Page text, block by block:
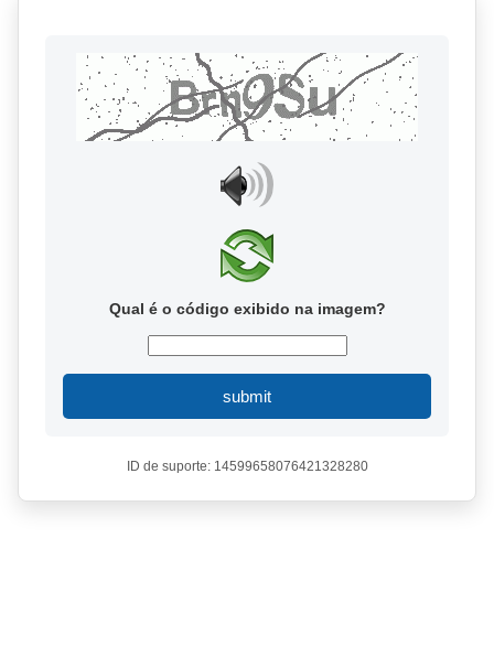
Qual é o código exibido na imagem?
submit
ID de suporte: 14599658076421328280